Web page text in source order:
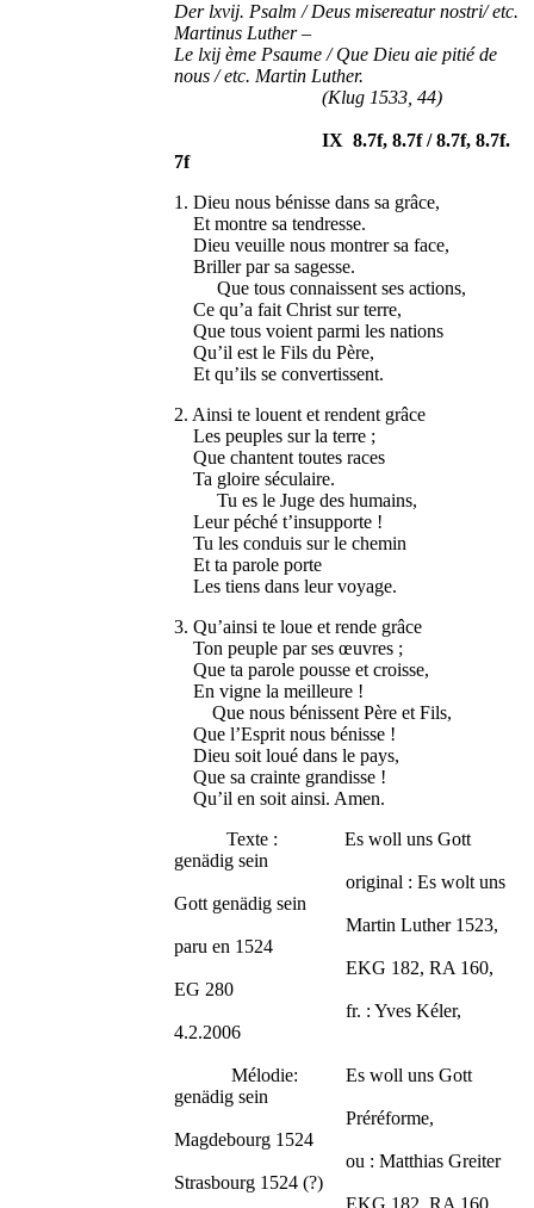
Der lxvij. Psalm / Deus misereatur nostri/ etc.
Martinus Luther –
Le lxij ème Psaume / Que Dieu aie pitié de
nous / etc. Martin Luther.
(Klug 1533, 44)
IX 8.7f, 8.7f / 8.7f, 8.7f.
7f
1. Dieu nous bénisse dans sa grâce,
Et montre sa tendresse.
Dieu veuille nous montrer sa face,
Briller par sa sagesse.
Que tous connaissent ses actions,
Ce qu’a fait Christ sur terre,
Que tous voient parmi les nations
Qu’il est le Fils du Père,
Et qu’ils se convertissent.
2. Ainsi te louent et rendent grâce
Les peuples sur la terre ;
Que chantent toutes races
Ta gloire séculaire.
Tu es le Juge des humains,
Leur péché t’insupporte !
Tu les conduis sur le chemin
Et ta parole porte
Les tiens dans leur voyage.
3. Qu’ainsi te loue et rende grâce
Ton peuple par ses œuvres ;
Que ta parole pousse et croisse,
En vigne la meilleure !
Que nous bénissent Père et Fils,
Que l’Esprit nous bénisse !
Dieu soit loué dans le pays,
Que sa crainte grandisse !
Qu’il en soit ainsi. Amen.
Texte : Es woll uns Gott
genädig sein
original : Es wolt uns
Gott genädig sein
Martin Luther 1523,
paru en 1524
EKG 182, RA 160,
EG 280
fr. : Yves Kéler,
4.2.2006
Mélodie: Es woll uns Gott
genädig sein
Préréforme,
Magdebourg 1524
ou : Matthias Greiter
Strasbourg 1524 (?)